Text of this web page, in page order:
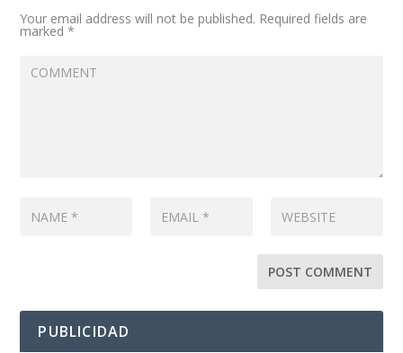
Your email address will not be published. Required fields are
marked*
PUBLICIDAD